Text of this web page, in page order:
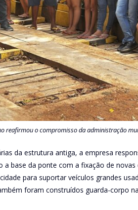
reafirmou o compromisso da administração
da estrutura antiga, a empresa
base da ponte com a fixação de novas
para suportar veículos grandes
foram construídos guarda-corpo